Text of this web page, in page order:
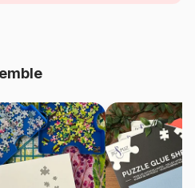
Larsen-RA6-GB
10 pièces
29 x 18 cm